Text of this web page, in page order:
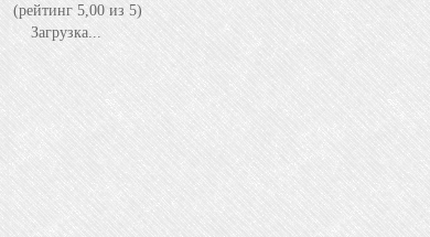
(рейтинг 5,00 из 5)
Загрузка...